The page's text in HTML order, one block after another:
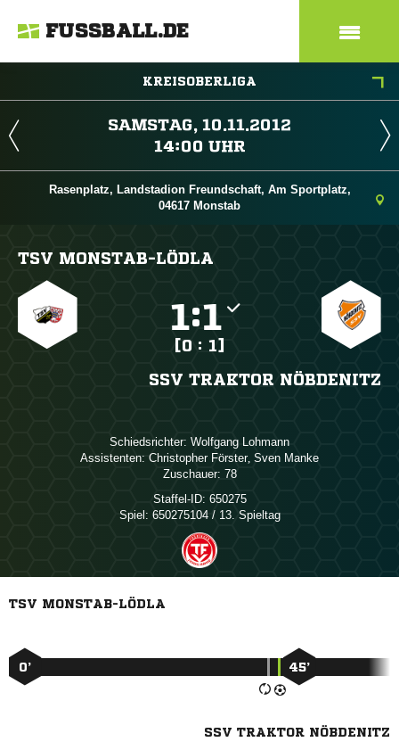
FUSSBALL.DE
KREISOBERLIGA
 
 
Rasenplatz, Landstadion Freundschaft, Am Sportplatz,
04617 Monstab
TSV MONSTAB-LÖDLA
:
[0 : 1]
SSV TRAKTOR NÖBDENITZ
Schiedsrichter:  
Assistenten:  ,  
Zuschauer: 78
Staffel-ID: 650275
Spiel: 650275104 / 13. Spieltag
TSV MONSTAB-LÖDLA
0’ 45’
SSV TRAKTOR NÖBDENITZ